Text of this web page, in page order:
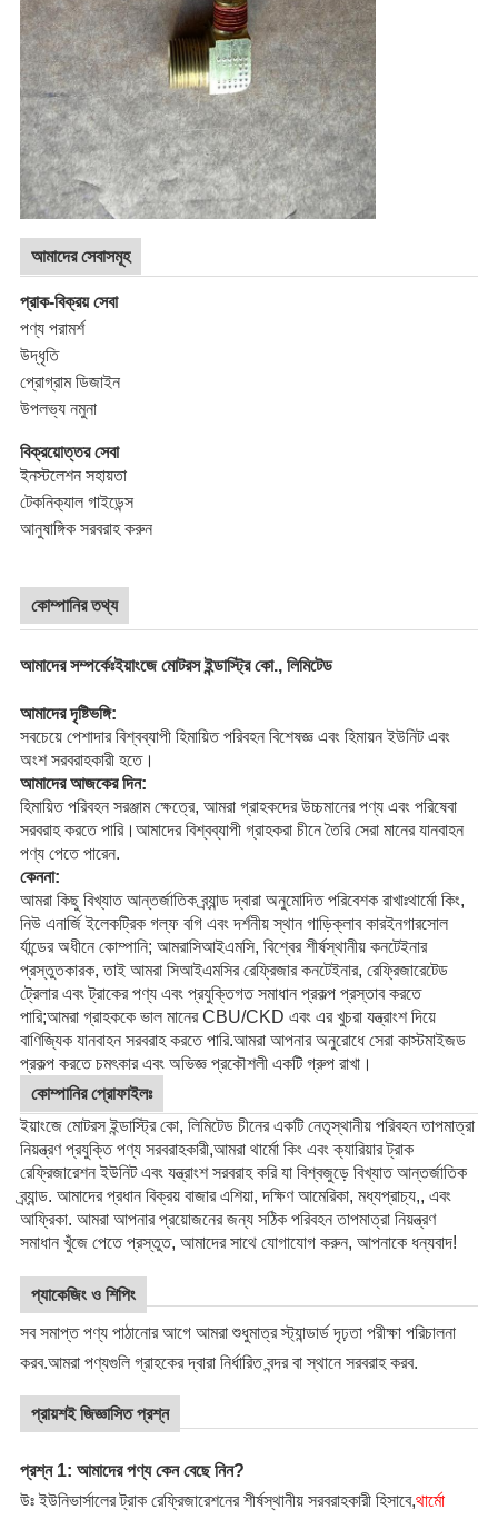
আমাদের সেবাসমূহ
প্রাক-বিক্রয় সেবা
পণ্য পরামর্শ
উদ্ধৃতি
প্রোগ্রাম ডিজাইন
উপলভ্য নমুনা
বিক্রয়োত্তর সেবা
ইনস্টলেশন সহায়তা
টেকনিক্যাল গাইডেন্স
আনুষাঙ্গিক সরবরাহ করুন
কোম্পানির তথ্য
আমাদের সম্পর্কেঃইয়াংজে মোটরস ইন্ডাস্ট্রি কো., লিমিটেড
আমাদের দৃষ্টিভঙ্গি:
সবচেয়ে পেশাদার বিশ্বব্যাপী হিমায়িত পরিবহন বিশেষজ্ঞ এবং হিমায়ন ইউনিট এবং
অংশ সরবরাহকারী হতে।
আমাদের আজকের দিন:
হিমায়িত পরিবহন সরঞ্জাম ক্ষেত্রে, আমরা গ্রাহকদের উচ্চমানের পণ্য এবং পরিষেবা
সরবরাহ করতে পারি।আমাদের বিশ্বব্যাপী গ্রাহকরা চীনে তৈরি সেরা মানের যানবাহন
পণ্য পেতে পারেন.
কেননা:
আমরা কিছু বিখ্যাত আন্তর্জাতিক ব্র্যান্ড দ্বারা অনুমোদিত পরিবেশক রাখাঃথার্মো কিং,
নিউ এনার্জি ইলেকট্রিক গল্ফ বগি এবং দর্শনীয় স্থান গাড়িক্লাব কারইনগারসোল
র্যান্ডের অধীনে কোম্পানি; আমরাসিআইএমসি, বিশ্বের শীর্ষস্থানীয় কনটেইনার
প্রস্তুতকারক, তাই আমরা সিআইএমসির রেফ্রিজার কনটেইনার, রেফ্রিজারেটেড
ট্রেলার এবং ট্রাকের পণ্য এবং প্রযুক্তিগত সমাধান প্রকল্প প্রস্তাব করতে
পারি;আমরা গ্রাহককে ভাল মানের CBU/CKD এবং এর খুচরা যন্ত্রাংশ দিয়ে
বাণিজ্যিক যানবাহন সরবরাহ করতে পারি.আমরা আপনার অনুরোধে সেরা কাস্টমাইজড
প্রকল্প করতে চমৎকার এবং অভিজ্ঞ প্রকৌশলী একটি গ্রুপ রাখা।
কোম্পানির প্রোফাইলঃ
ইয়াংজে মোটরস ইন্ডাস্ট্রি কো, লিমিটেড চীনের একটি নেতৃস্থানীয় পরিবহন তাপমাত্রা
নিয়ন্ত্রণ প্রযুক্তি পণ্য সরবরাহকারী,আমরা থার্মো কিং এবং ক্যারিয়ার ট্রাক
রেফ্রিজারেশন ইউনিট এবং যন্ত্রাংশ সরবরাহ করি যা বিশ্বজুড়ে বিখ্যাত আন্তর্জাতিক
ব্র্যান্ড. আমাদের প্রধান বিক্রয় বাজার এশিয়া, দক্ষিণ আমেরিকা, মধ্যপ্রাচ্য,, এবং
আফ্রিকা. আমরা আপনার প্রয়োজনের জন্য সঠিক পরিবহন তাপমাত্রা নিয়ন্ত্রণ
সমাধান খুঁজে পেতে প্রস্তুত, আমাদের সাথে যোগাযোগ করুন, আপনাকে ধন্যবাদ!
প্যাকেজিং ও শিপিং
সব সমাপ্ত পণ্য পাঠানোর আগে আমরা শুধুমাত্র স্ট্যান্ডার্ড দৃঢ়তা পরীক্ষা পরিচালনা
করব.আমরা পণ্যগুলি গ্রাহকের দ্বারা নির্ধারিত বন্দর বা স্থানে সরবরাহ করব.
প্রায়শই জিজ্ঞাসিত প্রশ্ন
প্রশ্ন 1: আমাদের পণ্য কেন বেছে নিন?
উঃ ইউনিভার্সালের ট্রাক রেফ্রিজারেশনের শীর্ষস্থানীয় সরবরাহকারী হিসাবে,থার্মো